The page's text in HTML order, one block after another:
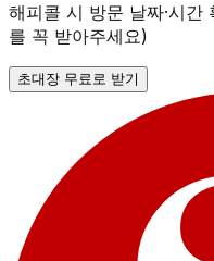
해피콜 시 방문 날짜·시
를 꼭 받아주세요)
초대장 무료로 받기